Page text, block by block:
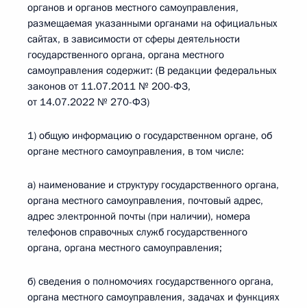
органов и органов местного самоуправления,
размещаемая указанными органами на официальных
сайтах, в зависимости от сферы деятельности
государственного органа, органа местного
самоуправления содержит: (В редакции федеральных
законов от 11.07.2011 № 200-ФЗ,
от 14.07.2022 № 270-ФЗ)
1) общую информацию о государственном органе, об
органе местного самоуправления, в том числе:
а) наименование и структуру государственного органа,
органа местного самоуправления, почтовый адрес,
адрес электронной почты (при наличии), номера
телефонов справочных служб государственного
органа, органа местного самоуправления;
б) сведения о полномочиях государственного органа,
органа местного самоуправления, задачах и функциях